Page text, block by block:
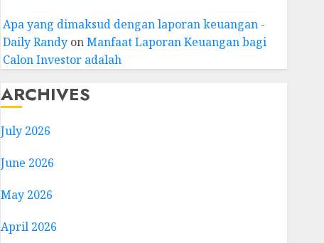
Apa yang dimaksud dengan laporan keuangan -
Daily RandyonManfaat Laporan Keuangan bagi
Calon Investor adalah
ARCHIVES
July 2026
June 2026
May 2026
April 2026